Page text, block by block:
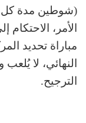
(شوطين مدة كل
الأمر، الاحتكام
مباراة تحديد
النهائي، لا
الترجيح.